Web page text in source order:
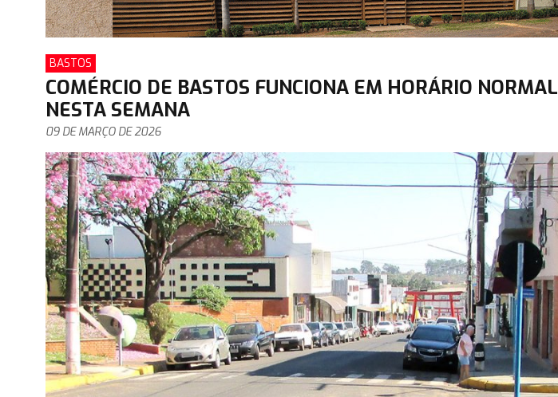
BASTOS
COMÉRCIO DE BASTOS FUNCIONA EM HORÁRIO NORMAL
NESTA SEMANA
09 DE MARÇO DE 2026